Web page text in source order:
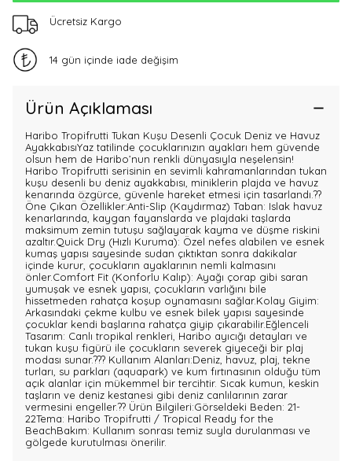
Ücretsiz Kargo
14 gün içinde iade değişim
Ürün Açıklaması
Haribo Tropifrutti Tukan Kuşu Desenli Çocuk Deniz ve Havuz
AyakkabısıYaz tatilinde çocuklarınızın ayakları hem güvende
olsun hem de Haribo’nun renkli dünyasıyla neşelensin!
Haribo Tropifrutti serisinin en sevimli kahramanlarından tukan
kuşu desenli bu deniz ayakkabısı, miniklerin plajda ve havuz
kenarında özgürce, güvenle hareket etmesi için tasarlandı.??
Öne Çıkan Özellikler:Anti-Slip (Kaydırmaz) Taban: Islak havuz
kenarlarında, kaygan fayanslarda ve plajdaki taşlarda
maksimum zemin tutuşu sağlayarak kayma ve düşme riskini
azaltır.Quick Dry (Hızlı Kuruma): Özel nefes alabilen ve esnek
kumaş yapısı sayesinde sudan çıktıktan sonra dakikalar
içinde kurur, çocukların ayaklarının nemli kalmasını
önler.Comfort Fit (Konforlu Kalıp): Ayağı çorap gibi saran
yumuşak ve esnek yapısı, çocukların varlığını bile
hissetmeden rahatça koşup oynamasını sağlar.Kolay Giyim:
Arkasındaki çekme kulbu ve esnek bilek yapısı sayesinde
çocuklar kendi başlarına rahatça giyip çıkarabilir.Eğlenceli
Tasarım: Canlı tropikal renkleri, Haribo ayıcığı detayları ve
tukan kuşu figürü ile çocukların severek giyeceği bir plaj
modası sunar.??? Kullanım Alanları:Deniz, havuz, plaj, tekne
turları, su parkları (aquapark) ve kum fırtınasının olduğu tüm
açık alanlar için mükemmel bir tercihtir. Sıcak kumun, keskin
taşların ve deniz kestanesi gibi deniz canlılarının zarar
vermesini engeller.?? Ürün Bilgileri:Görseldeki Beden: 21-
22Tema: Haribo Tropifrutti / Tropical Ready for the
BeachBakım: Kullanım sonrası temiz suyla durulanması ve
gölgede kurutulması önerilir.